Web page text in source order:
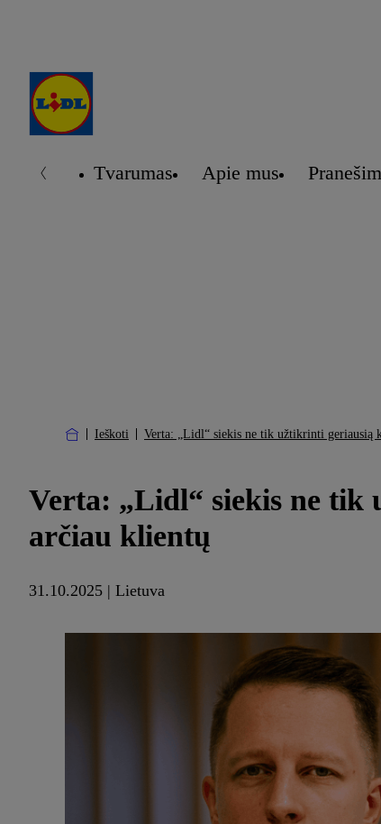
Tvarumas Apie mus
Ieškoti Verta: „Lidl“ siekis ne tik užtikrinti geriausią
Verta: „Lidl“ siekis ne tik
arčiau klientų
31.10.2025 | Lietuva